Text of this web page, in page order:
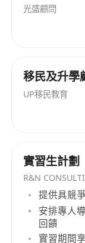
光盛顧問
移民及升學
UP移民教育
實習生計劃
R&N
提供具競
安排專人
回饋
實習期間